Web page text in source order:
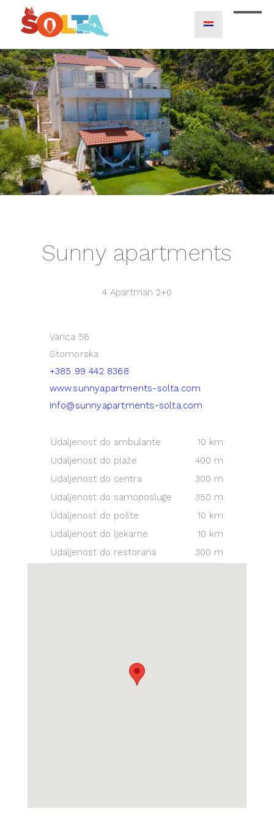
Sunny apartments
4 Apartman 2+0
Varica 56
Stomorska
+385 99 442 8368
www.sunnyapartments-solta.com
info@sunnyapartments-solta.com
Udaljenost do ambulante
10 km
Udaljenost do plaže
400 m
Udaljenost do centra
300 m
Udaljenost do samoposluge
350 m
Udaljenost do pošte
10 km
Udaljenost do ljekarne
10 km
Udaljenost do restorana
300 m